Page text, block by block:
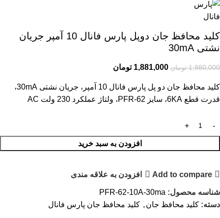
کلید محافظ جان دوپل پارس فانال 10 آمپر جریان
نشتی 30mA
1,980,000 تومان 1,881,000 تومان
کلید محافظ جان دو پل پارس فانال 10 آمپر، جریان نشتی 30mA،
قدرت قطع 6KA، سایز PFR-62، ولتاژ عملکرد 230 ولت AC
افزودن به سبد خرید
Add to compare افزودن به علاقه مندی
شناسه محصول: PFR-62-10A-30ma
دسته: کلید محافظ جان , کلید محافظ جان پارس فانال